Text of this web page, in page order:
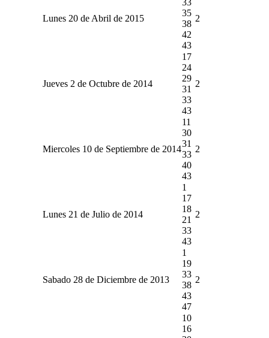
Lunes 20 de Abril de 2015
35
38
42
43
2
Jueves 2 de Octubre de 2014
17
24
29
31
33
43
2
Miercoles 10 de Septiembre de 2014
11
30
31
33
40
43
2
Lunes 21 de Julio de 2014
1
17
18
21
33
43
2
Sabado 28 de Diciembre de 2013
1
19
33
38
43
47
2
10
16